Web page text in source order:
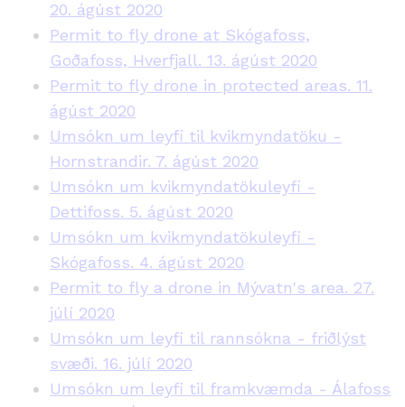
20. ágúst 2020
Permit to fly drone at Skógafoss,
Goðafoss, Hverfjall. 13. ágúst 2020
Permit to fly drone in protected areas. 11.
ágúst 2020
Umsókn um leyfi til kvikmyndatöku -
Hornstrandir. 7. ágúst 2020
Umsókn um kvikmyndatökuleyfi -
Dettifoss. 5. ágúst 2020
Umsókn um kvikmyndatökuleyfi -
Skógafoss. 4. ágúst 2020
Permit to fly a drone in Mývatn's area. 27.
júlí 2020
Umsókn um leyfi til rannsókna - friðlýst
svæði. 16. júlí 2020
Umsókn um leyfi til framkvæmda - Álafoss